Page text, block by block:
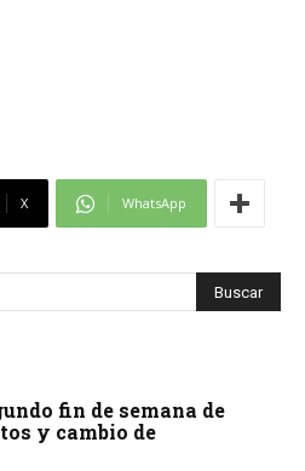
X WhatsApp
fin de semana de
y cambio de